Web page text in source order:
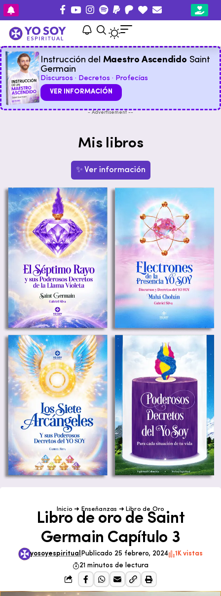
Instrucción del Maestro Ascendido Saint
Germain
Discursos · Decretos · Profecías
VER INFORMACIÓN
- Advertisement --
Mis libros
✨ Ver información
Inicio ➜ Enseñanzas ➜ Libro de Oro
Libro de oro de Saint
Germain Capítulo 3
yosoyespiritual Publicado 25 febrero, 2024
1K vistas
21 minutos de lectura